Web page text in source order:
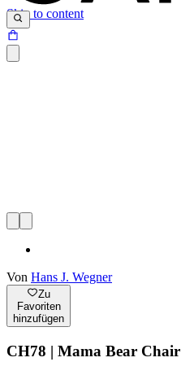
Skip to content
Von Hans J. Wegner
Zu
Favoriten
hinzufügen
CH78 | Mama Bear Chair